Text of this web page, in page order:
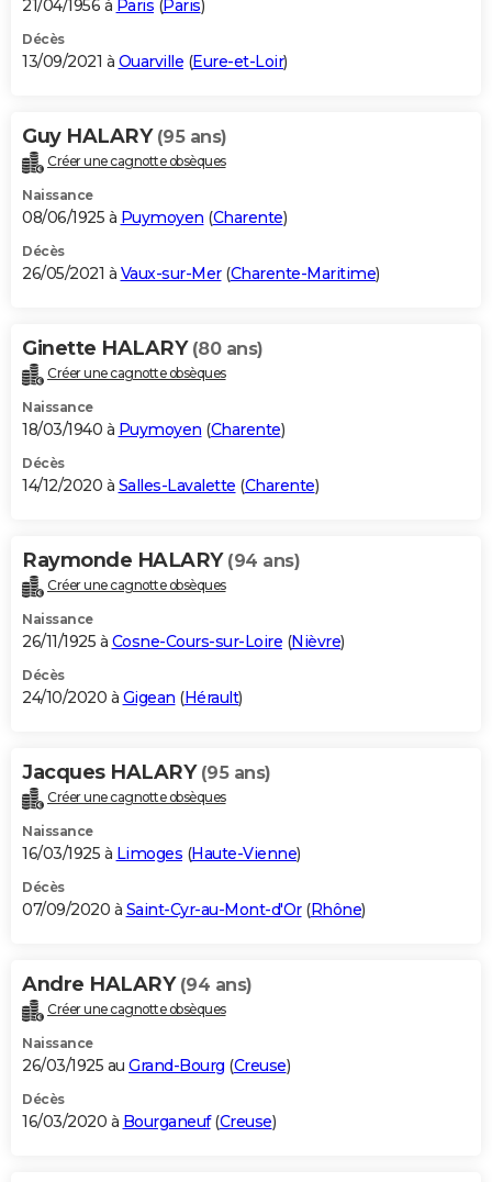
21/04/1956 à Paris (Paris)
Décès
13/09/2021 à Ouarville (Eure-et-Loir)
Guy HALARY (95 ans)
Créer une cagnotte obsèques
Naissance
08/06/1925 à Puymoyen (Charente)
Décès
26/05/2021 à Vaux-sur-Mer(Charente-Maritime)
Ginette HALARY (80 ans)
Créer une cagnotte obsèques
Naissance
18/03/1940 à Puymoyen (Charente)
Décès
14/12/2020 à Salles-Lavalette (Charente)
Raymonde HALARY (94 ans)
Créer une cagnotte obsèques
Naissance
26/11/1925 à Cosne-Cours-sur-Loire (Nièvre)
Décès
24/10/2020 à Gigean (Hérault)
Jacques HALARY (95 ans)
Créer une cagnotte obsèques
Naissance
16/03/1925 à Limoges (Haute-Vienne)
Décès
07/09/2020 à Saint-Cyr-au-Mont-d'Or(Rhône)
Andre HALARY (94 ans)
Créer une cagnotte obsèques
Naissance
26/03/1925 au Grand-Bourg (Creuse)
Décès
16/03/2020 à Bourganeuf(Creuse)